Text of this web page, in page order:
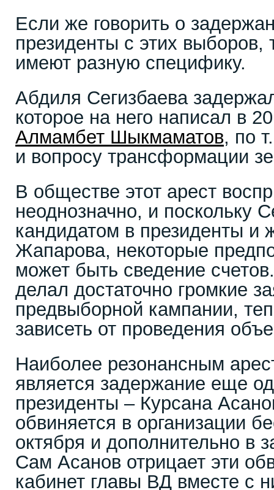
Если же говорить о
президенты с этих выборов,
имеют разную специфику.
Абдиля Сегизбаева
которое на него написал в
Алмамбет Шыкмаматов, по
и вопросу трансформации
В обществе этот арест
неоднозначно, и поскольку
кандидатом в президенты и
Жапарова, некоторые
может быть сведение
делал достаточно громкие
предвыборной кампании,
зависеть от проведения
Наиболее резонансным
является задержание еще
президенты – Курсана
обвиняется в организации
октября и дополнительно в
Сам Асанов отрицает эти
кабинет главы ВД вместе с